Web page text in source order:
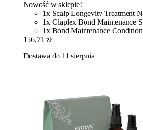
Nowość w sklepie!
1x Scalp Longevity Treatment
1x Olaplex Bond Maintenance
1x Bond Maintenance
156,71 zł
Dostawa do 11 sierpnia